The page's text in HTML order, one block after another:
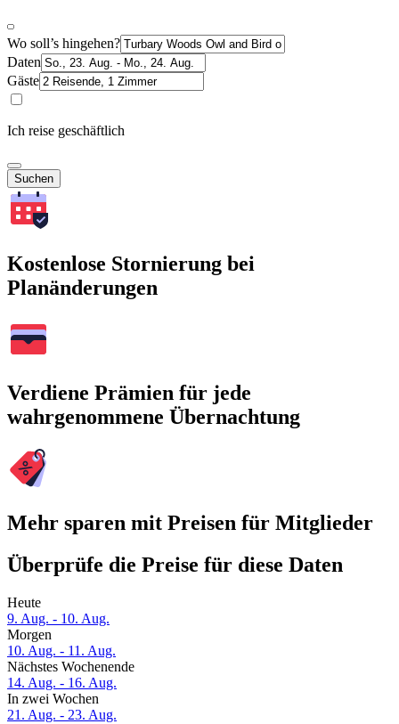
Wo soll’s hingehen?
Daten
Gäste
Ich reise geschäftlich
Suchen
Kostenlose Stornierung bei
Planänderungen
Verdiene Prämien für jede
wahrgenommene Übernachtung
Mehr sparen mit Preisen für Mitglieder
Überprüfe die Preise für diese Daten
Heute
9. Aug. - 10. Aug.
Morgen
10. Aug. - 11. Aug.
Nächstes Wochenende
14. Aug. - 16. Aug.
In zwei Wochen
21. Aug. - 23. Aug.